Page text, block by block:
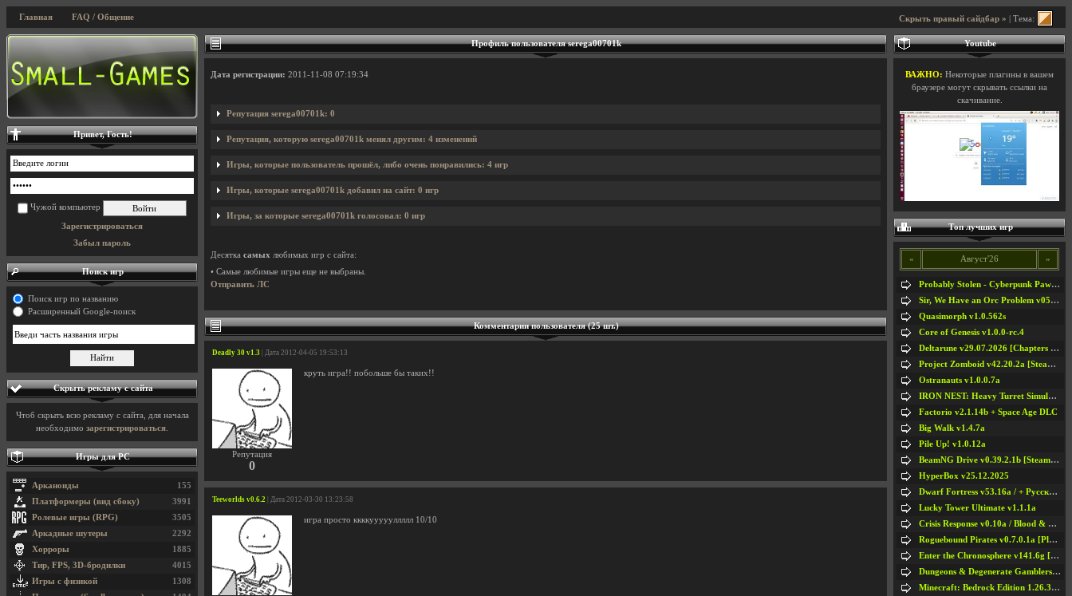
Скрыть правый сайдбар » | Тема:
Главная FAQ / Общение
Профиль пользователя serega00701k
Дата регистрации: 2011-11-08 07:19:34
Репутация serega00701k: 0
Репутация, которую serega00701k менял другим: 4 изменений
Игры, которые пользователь прошёл, либо очень понравились: 4 игр
Игры, которые serega00701k добавил на сайт: 0 игр
Игры, за которые serega00701k голосовал: 0 игр
Десятка самых любимых игр с сайта:
• Самые любимые игры еще не выбраны.
Отправить ЛС
Комментарии пользователя (25 шт.)
Deadly 30 v1.3 | Дата 2012-04-05 19:53:13
Репутация
0
круть игра!! побольше бы таких!!
Teeworlds v0.6.2 | Дата 2012-03-30 13:23:58
игра просто ккккуууууллллл 10/10
Привет, Гость!
Чужой компьютер
Зарегистрироваться
Забыл пароль
Поиск игр
Поиск игр по названию
Расширенный Google-поиск
Скрыть рекламу с сайта
Чтоб скрыть всю рекламу с сайта, для начала
необходимо зарегистрироваться
Игры для PC
155
Арканоиды
3991
Платформеры (вид сбоку)
3505
Ролевые игры (RPG)
2292
Аркадные шутеры
1885
Хорроры
4015
Тир, FPS, 3D-бродилки
1308
Игры с физикой
Youtube
ВАЖНО: Некоторые плагины в вашем
браузере могут скрывать ссылки на
скачивание.
Топ лучших игр
« Август'26 »
Probably Stolen - Cyberpunk Pawnshop Simulator v048c [Playtest]
Sir, We Have an Orc Problem v05.08.2026
Quasimorph v1.0.562s
Core of Genesis v1.0.0-rc.4
Deltarune v29.07.2026 [Chapters 1-5] / + RUS [Chapters 1-5]
Project Zomboid v42.20.2a [Steam Early Access]
Ostranauts v1.0.0.7a
IRON NEST: Heavy Turret Simulator v1.0a
Factorio v2.1.14b + Space Age DLC
Big Walk v1.4.7a
Pile Up! v1.0.12a
BeamNG Drive v0.39.2.1b [Steam Early Access]
HyperBox v25.12.2025
Dwarf Fortress v53.16a / + Русская Версия v50.12a
Lucky Tower Ultimate v1.1.1a
Crisis Response v0.10a / Blood & Bullet
Roguebound Pirates v0.7.0.1a [Playtest]
Enter the Chronosphere v141.6g [Steam Early Access]
Dungeons & Degenerate Gamblers v2.0.2a
Minecraft: Bedrock Edition 1.26.33.1a / + TLauncher v2.89